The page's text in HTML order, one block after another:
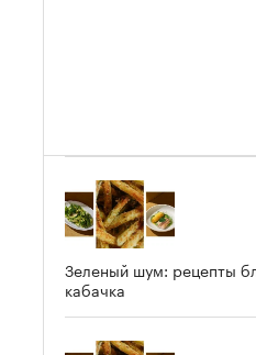
Зеленый шум: рецепты
кабачка